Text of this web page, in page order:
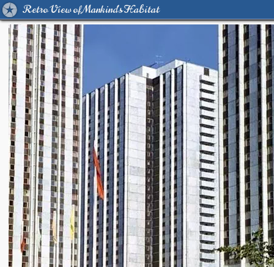
Retro View of Mankind's Habitat